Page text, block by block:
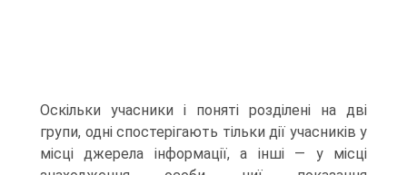
Оскільки учасники і поняті розділені на дві
групи, одні спостерігають тільки дії учасників у
місці джерела інформації, а інші — у місці